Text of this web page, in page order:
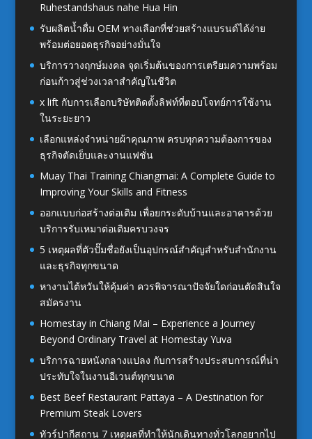
Ruhestandshaus nahe Hua Hin
รับผลิตน้ำดื่ม OEM ทางเลือกที่ช่วยสร้างแบรนด์ได้ง่าย
พร้อมต่อยอดธุรกิจอย่างมั่นใจ
บริการวางฤกษ์มงคล จุดเริ่มต้นของการเตรียมความพร้อม
ก่อนก้าวสู่ช่วงเวลาสำคัญในชีวิต
x lift กับการเลือกบริษัทติดตั้งลิฟท์ที่ตอบโจทย์การใช้งาน
ในระยะยาว
เลือกแหล่งจำหน่ายผ้าคุณภาพ ครบทุกความต้องการของ
ธุรกิจตัดเย็บและงานแฟชั่น
Muay Thai Training Chiangmai: A Complete Guide to
Improving Your Skills and Fitness
ออกแบบก่อสร้างต่อเติม เพื่อยกระดับบ้านและอาคารด้วย
บริการรับเหมาต่อเติมครบวงจร
5 เหตุผลที่ตัวปั๊มชื่อยังเป็นอุปกรณ์สำคัญสำหรับสำนักงาน
และธุรกิจทุกขนาด
หางานไต้หวันให้คุ้มค่า ควรพิจารณาปัจจัยใดก่อนตัดสินใจ
สมัครงาน
Homestay in Chiang Mai – Experience a Journey
Beyond Ordinary Travel at Homestay Yuva
บริการฉายหนังกลางแปลง กับการสร้างประสบการณ์ที่น่า
ประทับใจในงานอีเวนต์ทุกขนาด
Best Beef Restaurant Pattaya – A Destination for
Premium Steak Lovers
ทัวร์ปากีสถาน 7 เหตุผลที่ทำให้นักเดินทางทั่วโลกอยากไป